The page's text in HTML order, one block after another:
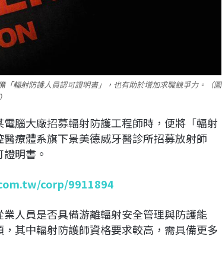
輻射防護人員認可證明書」，也有助於增加求職競爭力。（圖
腦大廠招募輻射防護工程師時，便將「輻射
療體系旗下景美德威牙醫診所招募放射師
明書。
corp/9911894
人員是否具備游離輻射安全管理與防護能
其中輻射防護師資格要求較高，需具備更多